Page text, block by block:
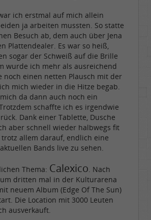
ich erstmal auf mich allein
ja arbeiten mussten. So statte
Besuch ab, dem auch über Jena
Plattendealer. Es war so heiß,
sogar der Schweiß auf die Brille
wurde ich mehr als ausreichend
einen netten Plausch mit der
mich wieder in die Hitze begab.
da dann auch noch ein
schaffte ich es irgendwie
Dank einer Tablette, Dusche
aber schnell wieder halbwegs fit
allem darauf, endlich eine
Bands live zu sehen.
Thema: Calexico. Nach
dritten mal in der Kulturarena
neuem Album (Edge Of The Sun)
Die Location mit 3000 Leuten
ausverkauft.